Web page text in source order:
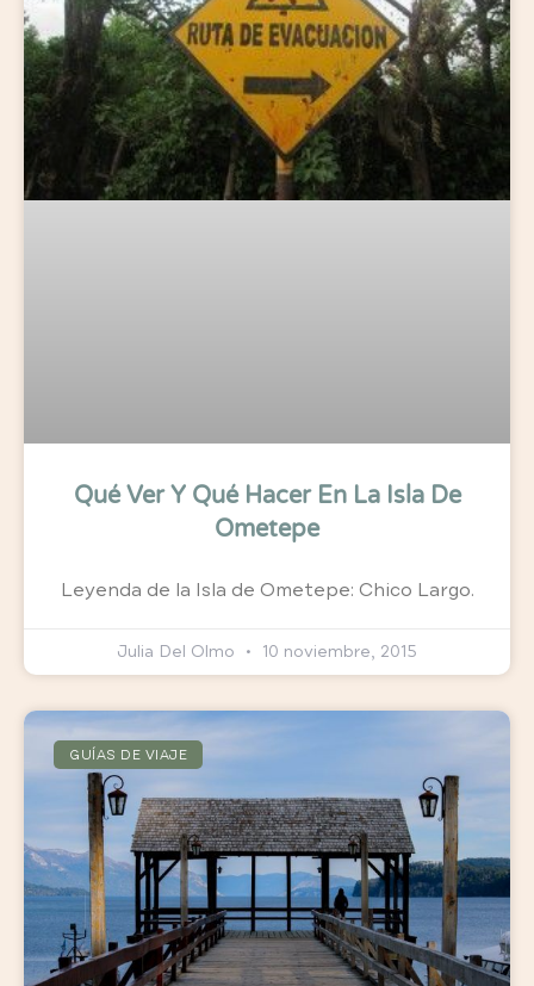
Qué Ver Y Qué Hacer En La Isla De
Ometepe
Leyenda de la Isla de Ometepe: Chico Largo.
Julia Del Olmo 10 noviembre, 2015
GUÍAS DE VIAJE